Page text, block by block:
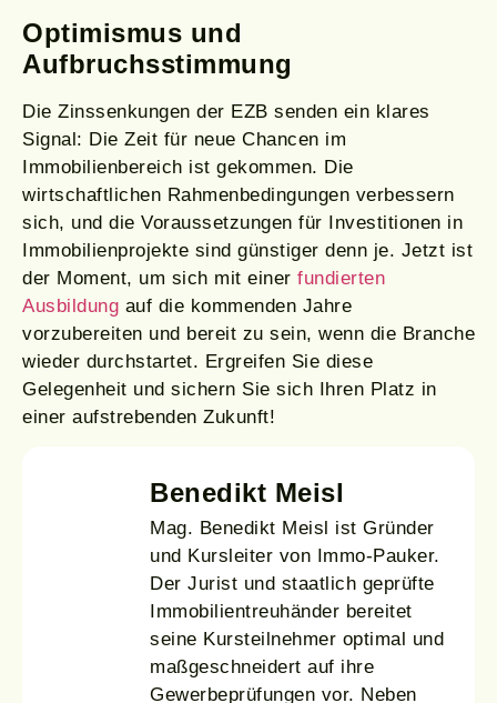
Optimismus und
Aufbruchsstimmung
Die Zinssenkungen der EZB senden ein klares
Signal: Die Zeit für neue Chancen im
Immobilienbereich ist gekommen. Die
wirtschaftlichen Rahmenbedingungen verbessern
sich, und die Voraussetzungen für Investitionen in
Immobilienprojekte sind günstiger denn je. Jetzt ist
der Moment, um sich mit einer fundierten
Ausbildung auf die kommenden Jahre
vorzubereiten und bereit zu sein, wenn die Branche
wieder durchstartet. Ergreifen Sie diese
Gelegenheit und sichern Sie sich Ihren Platz in
einer aufstrebenden Zukunft!
Benedikt Meisl
Mag. Benedikt Meisl ist Gründer
und Kursleiter von Immo-Pauker.
Der Jurist und staatlich geprüfte
Immobilientreuhänder bereitet
seine Kursteilnehmer optimal und
maßgeschneidert auf ihre
Gewerbeprüfungen vor. Neben